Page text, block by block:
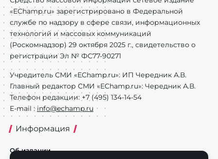
«EChamp.ru» зарегистрировано в Федеральной
службе по надзору в сфере связи, информационных
технологий и массовых коммуникаций
(Роскомнадзор) 29 октября 2025 г., свидетельство о
регистрации Эл № ФС77-90271
Учредитель СМИ «EChamp.ru»: ИП Чередник А.В.
Главный редактор СМИ «EChamp.ru»: Чередник А.В.
Телефон редакции: +7 (495) 134-14-54
E-mail : info@echamp.ru
Информация
Об издании